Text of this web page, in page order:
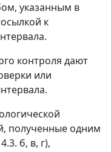
указанным в
к
контроля дают
или
полученные одним
б, в, г),